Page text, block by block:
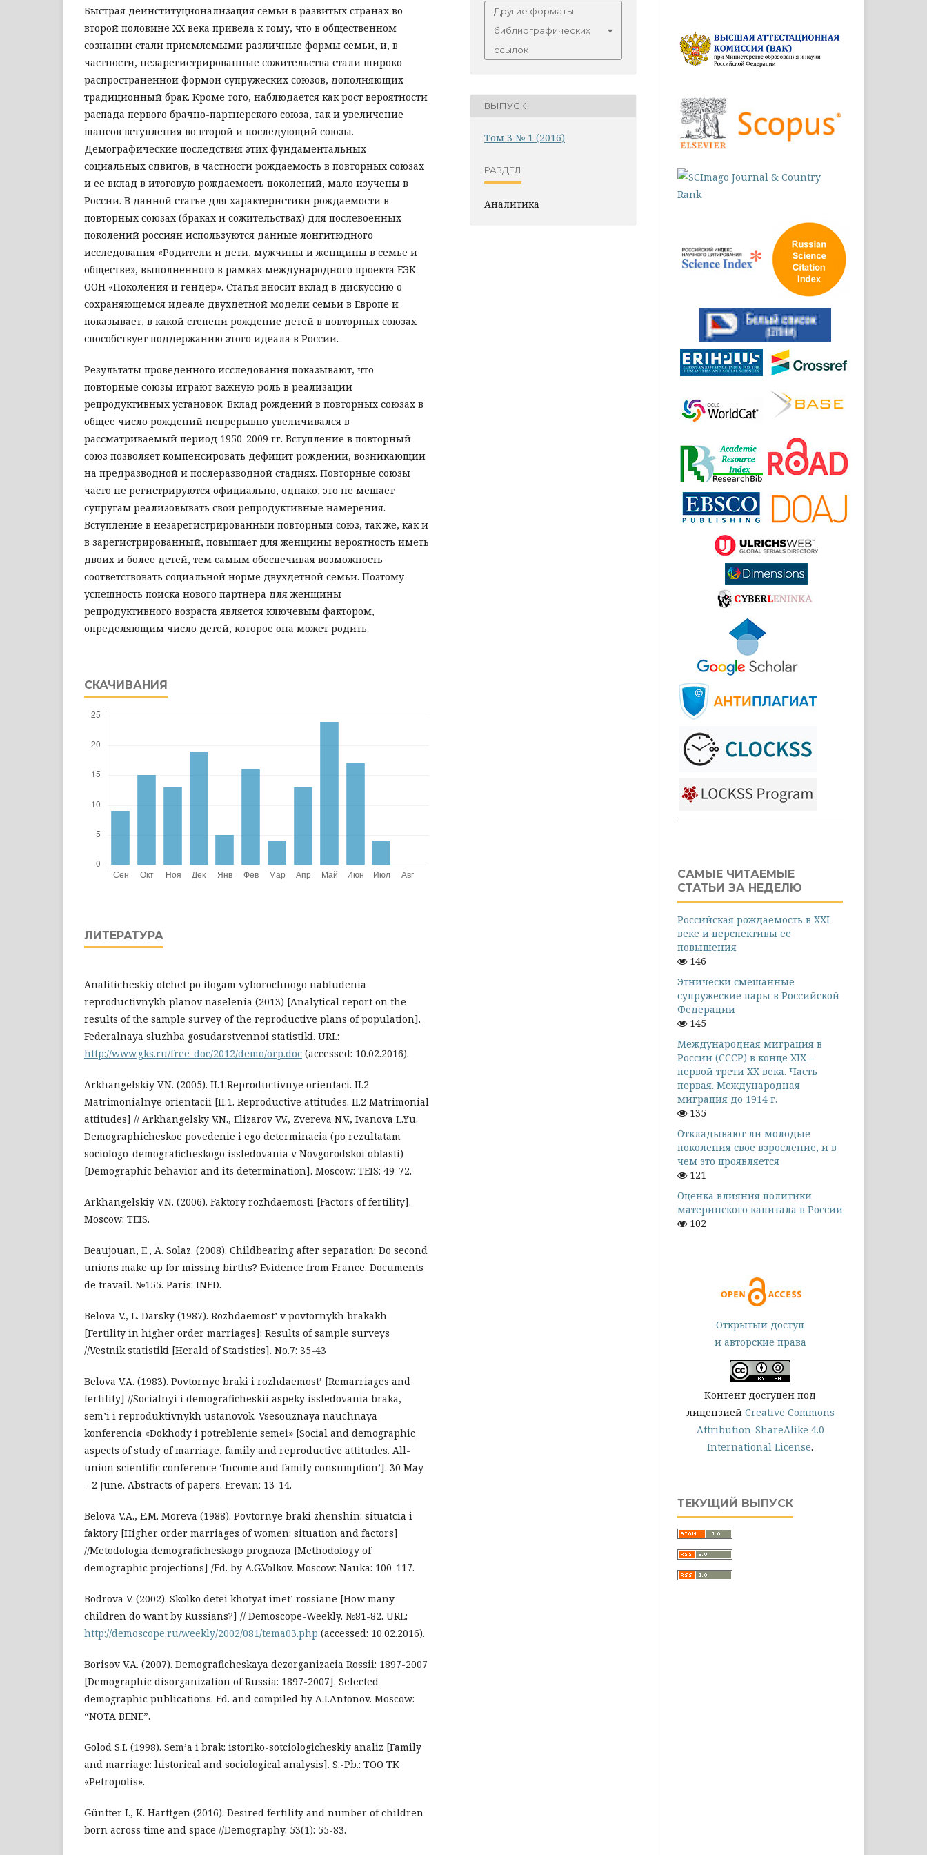
Быстрая деинституционализация семьи в развитых странах во
второй половине XX века привела к тому, что в общественном
сознании стали приемлемыми различные формы семьи, и, в
частности, незарегистрированные сожительства стали широко
распространенной формой супружеских союзов, дополняющих
традиционный брак. Кроме того, наблюдается как рост вероятности
распада первого брачно-партнерского союза, так и увеличение
шансов вступления во второй и последующий союзы.
Демографические последствия этих фундаментальных
социальных сдвигов, в частности рождаемость в повторных союзах
и ее вклад в итоговую рождаемость поколений, мало изучены в
России. В данной статье для характеристики рождаемости в
повторных союзах (браках и сожительствах) для послевоенных
поколений россиян используются данные лонгитюдного
исследования «Родители и дети, мужчины и женщины в семье и
обществе», выполненного в рамках международного проекта ЕЭК
ООН «Поколения и гендер». Статья вносит вклад в дискуссию о
сохраняющемся идеале двухдетной модели семьи в Европе и
показывает, в какой степени рождение детей в повторных союзах
способствует поддержанию этого идеала в России.
Результаты проведенного исследования показывают, что
повторные союзы играют важную роль в реализации
репродуктивных установок. Вклад рождений в повторных союзах в
общее число рождений непрерывно увеличивался в
рассматриваемый период 1950-2009 гг. Вступление в повторный
союз позволяет компенсировать дефицит рождений, возникающий
на предразводной и послеразводной стадиях. Повторные союзы
часто не регистрируются официально, однако, это не мешает
супругам реализовывать свои репродуктивные намерения.
Вступление в незарегистрированный повторный союз, так же, как и
в зарегистрированный, повышает для женщины вероятность иметь
двоих и более детей, тем самым обеспечивая возможность
соответствовать социальной норме двухдетной семьи. Поэтому
успешность поиска нового партнера для женщины
репродуктивного возраста является ключевым фактором,
определяющим число детей, которое она может родить.
СКАЧИВАНИЯ
ЛИТЕРАТУРА
Analiticheskiy otchet po itogam vyborochnogo nabludenia
reproductivnykh planov naselenia (2013) [Analytical report on the
results of the sample survey of the reproductive plans of population].
Federalnaya sluzhba gosudarstvennoi statistiki. URL:
http://www.gks.ru/free_doc/2012/demo/orp.doc (accessed: 10.02.2016).
Arkhangelskiy V.N. (2005). II.1.Reproductivnye orientaci. II.2
Matrimonialnye orientacii [II.1. Reproductive attitudes. II.2 Matrimonial
attitudes] // Arkhangelsky V.N., Elizarov V.V., Zvereva N.V., Ivanova L.Yu.
Demographicheskoe povedenie i ego determinacia (po rezultatam
sociologo-demograficheskogo issledovania v Novgorodskoi oblasti)
[Demographic behavior and its determination]. Мoscow: TEIS: 49-72.
Arkhangelskiy V.N. (2006). Faktory rozhdaemosti [Factors of fertility].
Мoscow: ТEIS.
Beaujouan, E., A. Solaz. (2008). Childbearing after separation: Do second
unions make up for missing births? Evidence from France. Documents
de travail. №155. Paris: INED.
Belova V., L. Darsky (1987). Rozhdaemost’ v povtornykh brakakh
[Fertility in higher order marriages]: Results of sample surveys
//Vestnik statistiki [Herald of Statistics]. No.7: 35-43
Belova V.A. (1983). Povtornye braki i rozhdaemost’ [Remarriages and
fertility] //Socialnyi i demograficheskii aspeky issledovania braka,
sem’i i reproduktivnykh ustanovok. Vsesouznaya nauchnaya
konferencia «Dokhody i potreblenie semei» [Social and demographic
aspects of study of marriage, family and reproductive attitudes. All-
union scientific conference ‘Income and family consumption’]. 30 May
– 2 June. Abstracts of papers. Erevan: 13-14.
Belova V.A., Е.М. Moreva (1988). Povtornye braki zhenshin: situatcia i
faktory [Higher order marriages of women: situation and factors]
//Metodologia demograficheskogo prognoza [Methodology of
demographic projections] /Ed. by А.G.Volkov. Мoscow: Nauka: 100-117.
Bodrova V. (2002). Skolko detei khotyat imet’ rossiane [How many
children do want by Russians?] // Demoscope-Weekly. №81-82. URL:
http://demoscope.ru/weekly/2002/081/tema03.php (accessed: 10.02.2016).
Borisov V.A. (2007). Demograficheskaya dezorganizacia Rossii: 1897-2007
[Demographic disorganization of Russia: 1897-2007]. Selected
demographic publications. Ed. and compiled by А.I.Antonov. Мoscow:
“NOTA BENE”.
Golod S.I. (1998). Sem’a i brak: istoriko-sotciologicheskiy analiz [Family
and marriage: historical and sociological analysis]. S.-Pb.: ТОО ТК
«Petropolis».
Güntter I., K. Harttgen (2016). Desired fertility and number of children
born across time and space //Demography. 53(1): 55-83.
Другие форматы
библиографических
ссылок
ВЫПУСК
Том 3 № 1 (2016)
РАЗДЕЛ
Аналитика
САМЫЕ ЧИТАЕМЫЕ
СТАТЬИ ЗА НЕДЕЛЮ
Российская рождаемость в XXI
веке и перспективы ее
повышения
146
Этнически смешанные
супружеские пары в Российской
Федерации
145
Международная миграция в
России (СССР) в конце XIX –
первой трети XX века. Часть
первая. Международная
миграция до 1914 г.
135
Откладывают ли молодые
поколения свое взросление, и в
чем это проявляется
121
Оценка влияния политики
материнского капитала в России
102
Открытый доступ
и авторские права
Контент доступен под
лицензией Creative Commons
Attribution-ShareAlike 4.0
International License.
ТЕКУЩИЙ ВЫПУСК